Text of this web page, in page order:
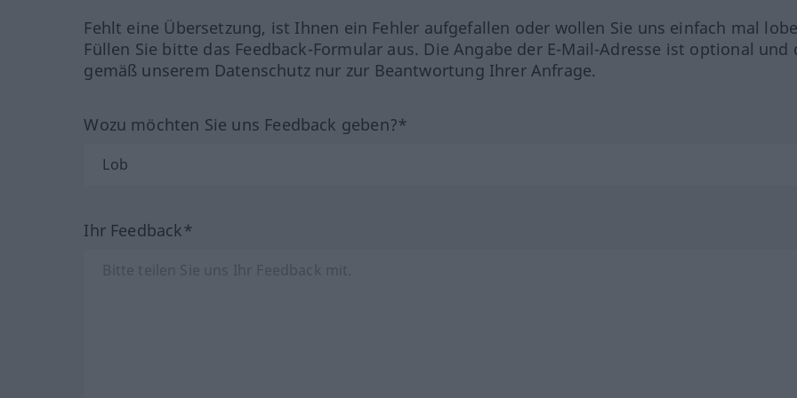
Fehlt eine Übersetzung, ist Ihnen ein Fehler aufgefallen oder wollen Sie uns einfach mal
Füllen Sie bitte das Feedback-Formular aus. Die Angabe der E-Mail-Adresse ist optional und
gemäß unserem Datenschutz nur zur Beantwortung Ihrer Anfrage.
Wozu möchten Sie uns Feedback geben?*
Ihr Feedback*